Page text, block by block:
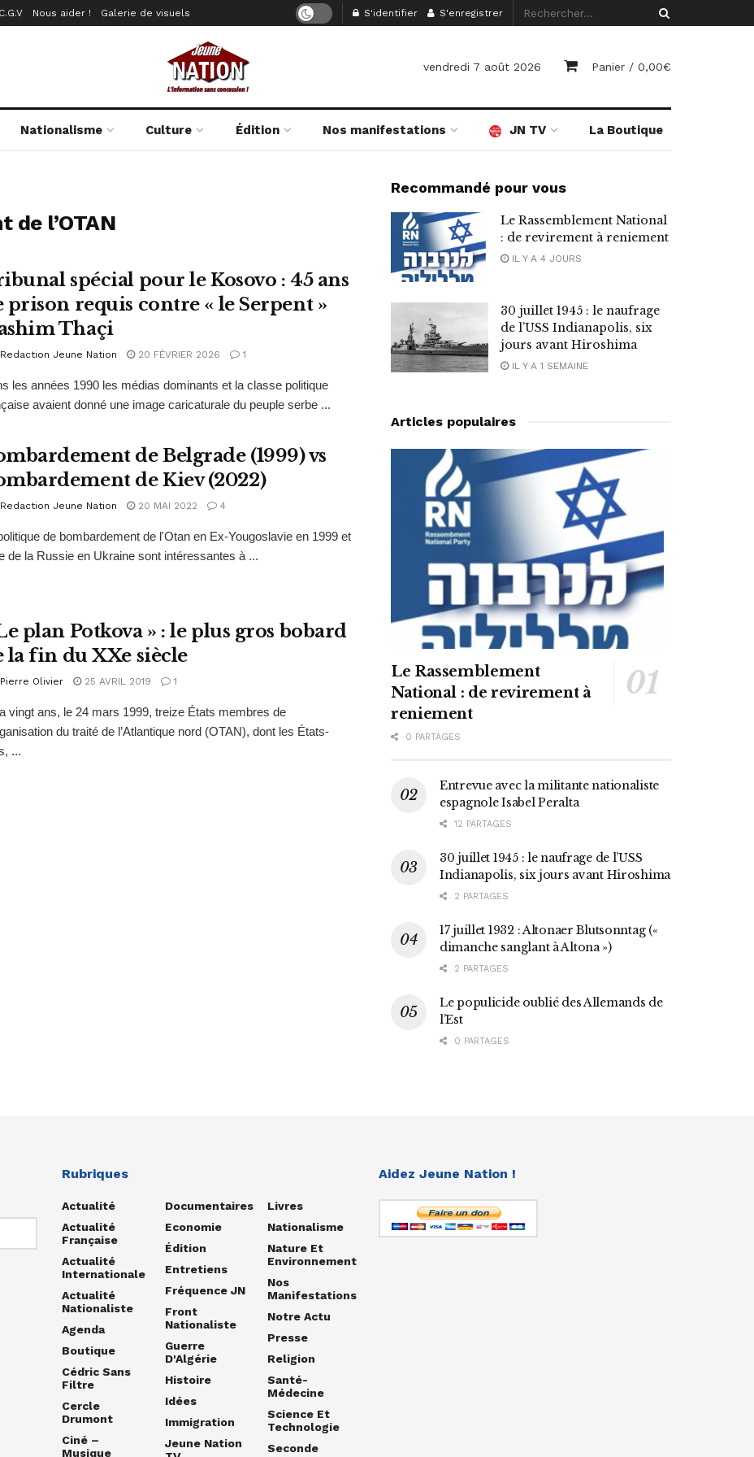
Nous aider ! Galerie de visuels S'identifier S'enregistrer
vendredi 7 août 2026 Panier / 0,00€
Nationalisme Culture Édition Nos manifestations JN TV La Boutique
de l’OTAN
spécial pour le Kosovo : 45 ans
prison requis contre « le Serpent »
Thaçi
Redaction Jeune Nation 20 FÉVRIER 2026 1
les années 1990 les médias dominants et la classe politique
avaient donné une image caricaturale du peuple serbe ...
de Belgrade (1999) vs
de Kiev (2022)
Redaction Jeune Nation 20 MAI 2022 4
de bombardement de l'Otan en Ex-Yougoslavie en 1999 et
de la Russie en Ukraine sont intéressantes à ...
plan Potkova » : le plus gros bobard
la fin du XXe siècle
Pierre Olivier 25 AVRIL 2019 1
vingt ans, le 24 mars 1999, treize États membres de
du traité de l’Atlantique nord (OTAN), dont les États-
...
Recommandé pour vous
Le Rassemblement National
: de revirement à reniement
IL Y A 4 JOURS
30 juillet 1945 : le naufrage
de l’USS Indianapolis, six
jours avant Hiroshima
IL Y A 1 SEMAINE
Articles populaires
Le Rassemblement
National : de revirement à
reniement
0 PARTAGES
Entrevue avec la militante nationaliste
espagnole Isabel Peralta
12 PARTAGES
30 juillet 1945 : le naufrage de l’USS
Indianapolis, six jours avant Hiroshima
2 PARTAGES
17 juillet 1932 : Altonaer Blutsonntag («
dimanche sanglant à Altona »)
2 PARTAGES
Le populicide oublié des Allemands de
l’Est
0 PARTAGES
Rubriques
Actualité
Actualité
Française
Actualité
Internationale
Actualité
Nationaliste
Agenda
Boutique
Cédric Sans
Filtre
Cercle
Drumont
Ciné –
Musique
Documentaires
Economie
Édition
Entretiens
Fréquence JN
Front
Nationaliste
Guerre
D'Algérie
Histoire
Idées
Immigration
Jeune Nation
Livres
Nationalisme
Nature Et
Environnement
Nos
Manifestations
Notre Actu
Presse
Religion
Santé-
Médecine
Science Et
Technologie
Seconde
Aidez Jeune Nation !